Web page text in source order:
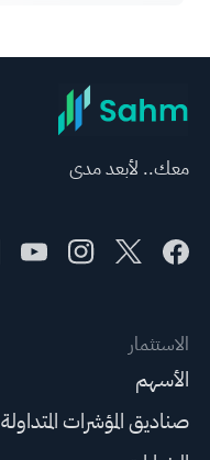
معك.. لأبعد مدى
الاستثمار
الأسهم
صناديق المؤشرات المتداولة